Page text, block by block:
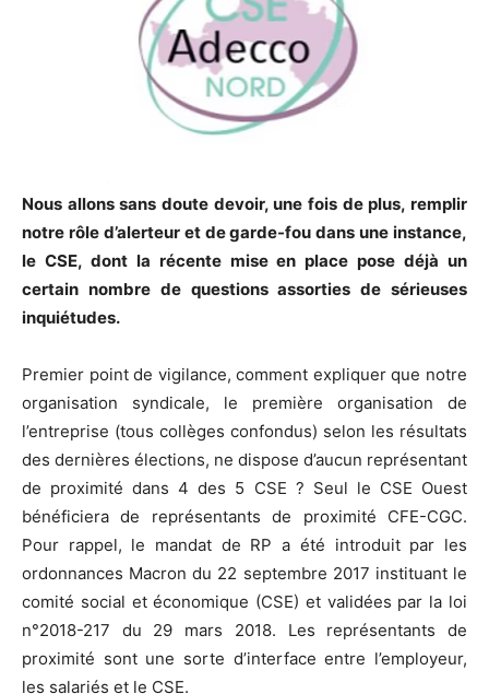
Nous allons sans doute devoir, une fois de plus, remplir
notre rôle d’alerteur et de garde-fou dans une instance,
le CSE, dont la récente mise en place pose déjà un
certain nombre de questions assorties de sérieuses
inquiétudes.
Premier point de vigilance, comment expliquer que notre
organisation syndicale, le première organisation de
l’entreprise (tous collèges confondus) selon les résultats
des dernières élections, ne dispose d’aucun représentant
de proximité dans 4 des 5 CSE ? Seul le CSE Ouest
bénéficiera de représentants de proximité CFE-CGC.
Pour rappel, le mandat de RP a été introduit par les
ordonnances Macron du 22 septembre 2017 instituant le
comité social et économique (CSE) et validées par la loi
n°2018-217 du 29 mars 2018. Les représentants de
proximité sont une sorte d’interface entre l’employeur,
les salariés et le CSE.